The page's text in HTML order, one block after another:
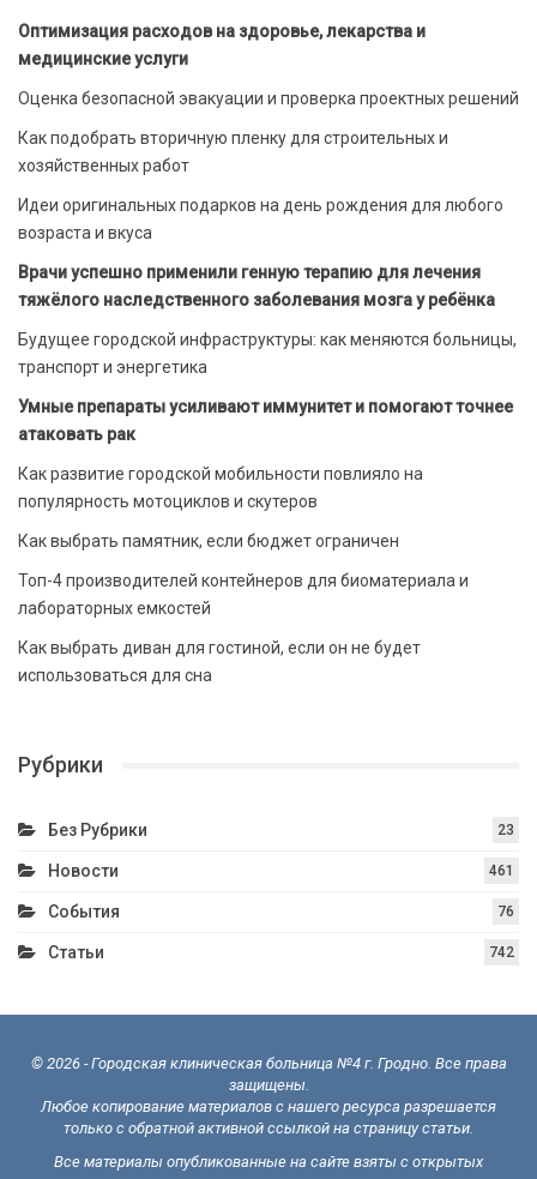
Оптимизация расходов на здоровье, лекарства и
медицинские услуги
Оценка безопасной эвакуации и проверка проектных решений
Как подобрать вторичную пленку для строительных и
хозяйственных работ
Идеи оригинальных подарков на день рождения для любого
возраста и вкуса
Врачи успешно применили генную терапию для лечения
тяжёлого наследственного заболевания мозга у ребёнка
Будущее городской инфраструктуры: как меняются больницы,
транспорт и энергетика
Умные препараты усиливают иммунитет и помогают точнее
атаковать рак
Как развитие городской мобильности повлияло на
популярность мотоциклов и скутеров
Как выбрать памятник, если бюджет ограничен
Топ-4 производителей контейнеров для биоматериала и
лабораторных емкостей
Как выбрать диван для гостиной, если он не будет
использоваться для сна
Рубрики
Без Рубрики 23
Новости 461
События 76
Статьи 742
© 2026 - Городская клиническая больница №4 г. Гродно. Все права
защищены.
Любое копирование материалов с нашего ресурса разрешается
только с обратной активной ссылкой на страницу статьи.
Все материалы опубликованные на сайте взяты с открытых